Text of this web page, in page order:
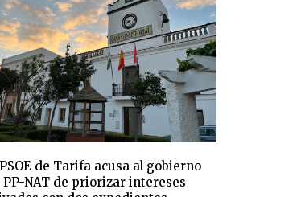
de Tarifa acusa al gobierno
PP-NAT de priorizar intereses